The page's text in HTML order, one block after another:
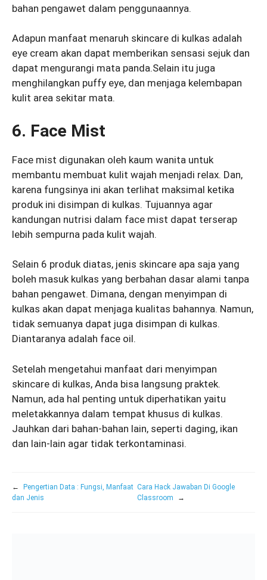
bahan pengawet dalam penggunaannya.
Adapun manfaat menaruh skincare di kulkas adalah
eye cream akan dapat memberikan sensasi sejuk dan
dapat mengurangi mata panda.Selain itu juga
menghilangkan puffy eye, dan menjaga kelembapan
kulit area sekitar mata.
6. Face Mist
Face mist digunakan oleh kaum wanita untuk
membantu membuat kulit wajah menjadi relax. Dan,
karena fungsinya ini akan terlihat maksimal ketika
produk ini disimpan di kulkas. Tujuannya agar
kandungan nutrisi dalam face mist dapat terserap
lebih sempurna pada kulit wajah.
Selain 6 produk diatas, jenis skincare apa saja yang
boleh masuk kulkas yang berbahan dasar alami tanpa
bahan pengawet. Dimana, dengan menyimpan di
kulkas akan dapat menjaga kualitas bahannya. Namun,
tidak semuanya dapat juga disimpan di kulkas.
Diantaranya adalah face oil.
Setelah mengetahui manfaat dari menyimpan
skincare di kulkas, Anda bisa langsung praktek.
Namun, ada hal penting untuk diperhatikan yaitu
meletakkannya dalam tempat khusus di kulkas.
Jauhkan dari bahan-bahan lain, seperti daging, ikan
dan lain-lain agar tidak terkontaminasi.
←
Pengertian Data : Fungsi, Manfaat
dan Jenis
Cara Hack Jawaban Di Google
Classroom
→